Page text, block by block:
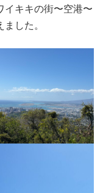
イキキの街〜空港〜
した。